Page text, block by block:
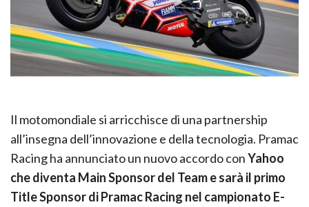
Il motomondiale si arricchisce di una partnership
all’insegna dell’innovazione e della tecnologia. Pramac
Racing ha annunciato un nuovo accordo conYahoo
che diventa Main Sponsor del Team e sarà il primo
Title Sponsor di Pramac Racing nel campionato E-